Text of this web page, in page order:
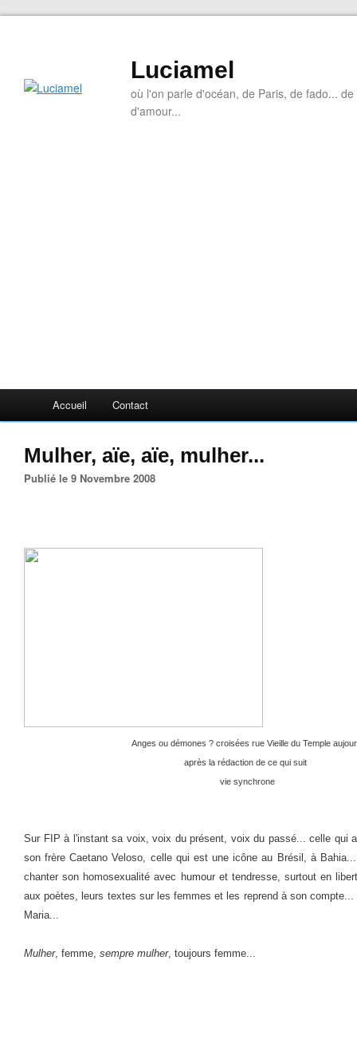
Luciamel
où l'on parle d'océan, de Paris, de fado...
d'amour...
Accueil Contact
Mulher, aïe, aïe, mulher...
Publié le 9 Novembre 2008
Anges ou démones ? croisées rue Vieille du Temple
après la rédaction de ce qui suit
vie synchrone
Sur FIP à l'instant sa voix, voix du présent, voix du passé... celle qui
son frère Caetano Veloso, celle qui est une icône au Brésil, à
chanter son homosexualité avec humour et tendresse, surtout en
aux poètes, leurs textes sur les femmes et les reprend à son
Maria...
Mulher, femme, sempre mulher, toujours femme...